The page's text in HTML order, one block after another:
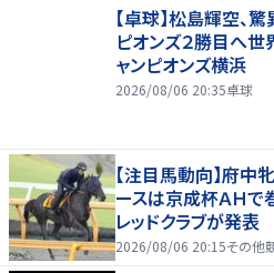
【卓球】松島輝空、
ピオンズ２勝目へ
ャンピオンズ横浜
2026/08/06 20:35卓球
【注目馬動向】府中
ースは京成杯ＡＨ
レッドクラブが発表
2026/08/06 20:15その他